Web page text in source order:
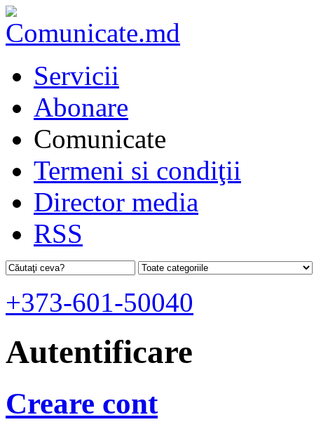
Servicii
Abonare
Comunicate
Termeni si condiţii
Director media
RSS
+373-601-50040
Autentificare
Creare cont